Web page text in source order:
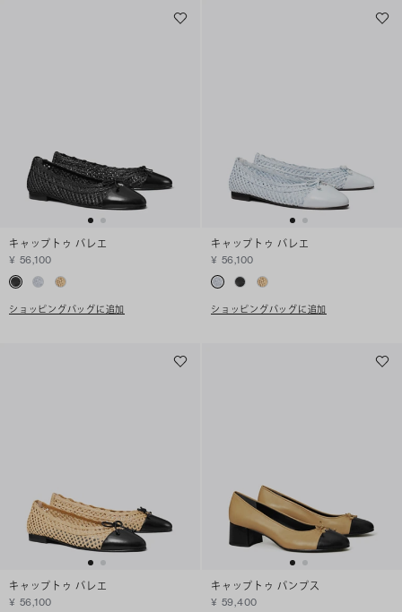
キャップトゥ バレエ
¥ 56,100
ショッピングバッグに追加
キャップトゥ バレエ
¥ 56,100
ショッピングバッグに追加
キャップトゥ バレエ
¥ 56,100
キャップトゥ パンプス
¥ 59,400